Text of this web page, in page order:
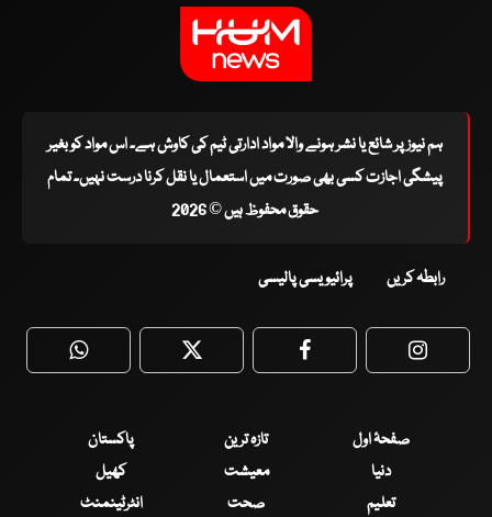
ہم نیوز پر شائع یا نشر ہونے والا مواد ادارتی ٹیم کی کاوش ہے۔ اس مواد کو بغیر
پیشگی اجازت کسی بھی صورت میں استعمال یا نقل کرنا درست نہیں۔ تمام
حقوق محفوظ ہیں © 2026
رابطہ کریں پرائیویسی پالیسی
WhatsApp Twitter Facebook
صفحۂ اول تازہ ترین
پاکستان
دنیا
معیشت
کھیل
تعلیم
صحت
انٹرٹینمنٹ